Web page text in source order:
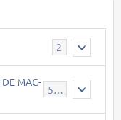
2
DE MAC-
543